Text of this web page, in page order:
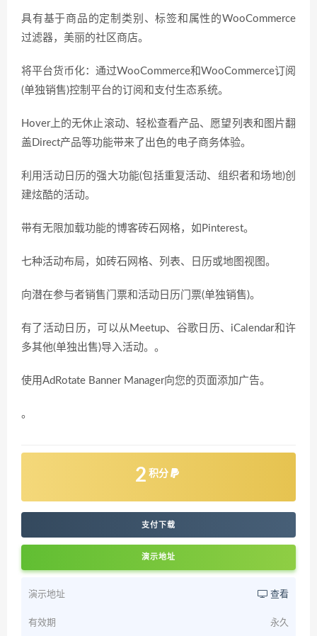
具有基于商品的定制类别、标签和属性的WooCommerce
过滤器，美丽的社区商店。
将平台货币化：通过WooCommerce和WooCommerce订阅
(单独销售)控制平台的订阅和支付生态系统。
Hover上的无休止滚动、轻松查看产品、愿望列表和图片翻
盖Direct产品等功能带来了出色的电子商务体验。
利用活动日历的强大功能(包括重复活动、组织者和场地)创
建炫酷的活动。
带有无限加载功能的博客砖石网格，如Pinterest。
七种活动布局，如砖石网格、列表、日历或地图视图。
向潜在参与者销售门票和活动日历门票(单独销售)。
有了活动日历，可以从Meetup、谷歌日历、iCalendar和许
多其他(单独出售)导入活动。。
使用AdRotate Banner Manager向您的页面添加广告。
。
2 积分
支付下载
演示地址
演示地址 查看
有效期 永久